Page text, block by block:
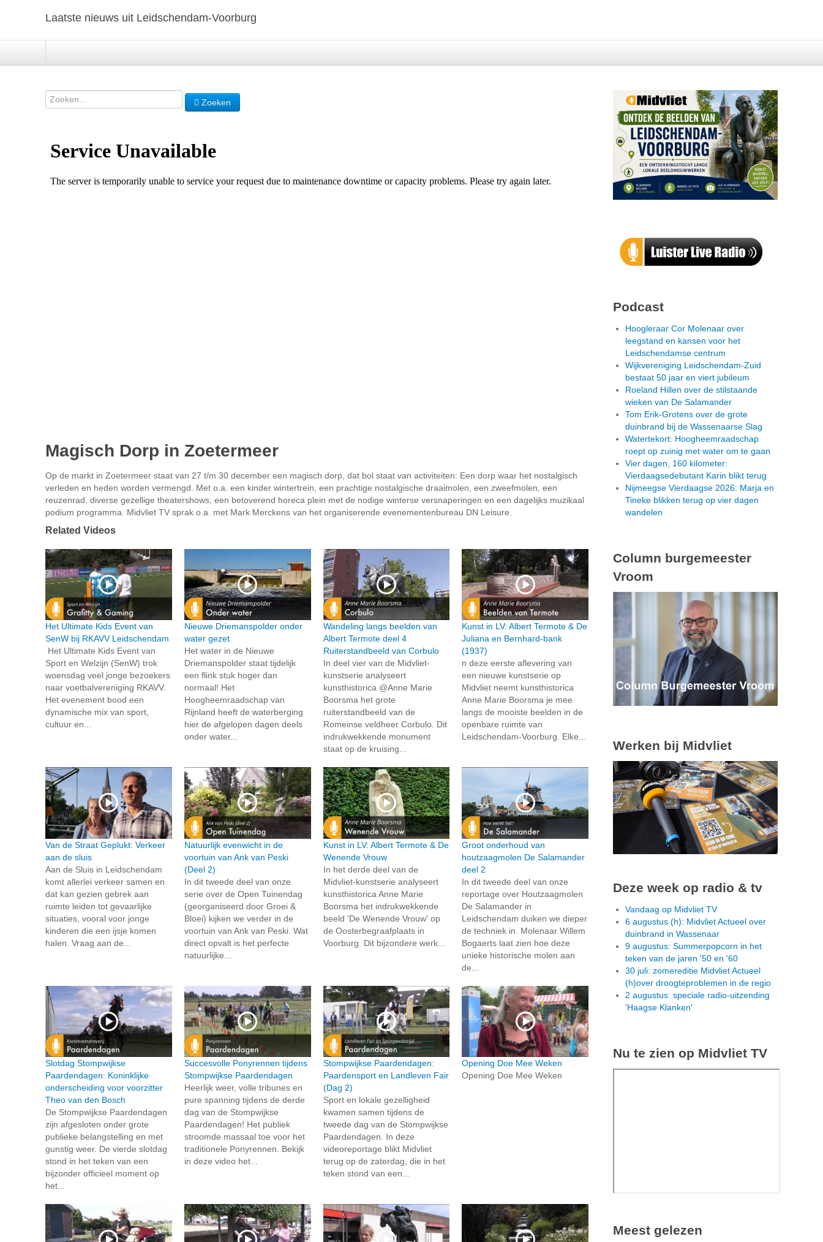
Laatste nieuws uit Leidschendam-Voorburg
Zoeken
Magisch Dorp in Zoetermeer
Op de markt in Zoetermeer staat van 27 t/m 30 december een magisch dorp, dat bol staat van activiteiten: Een dorp waar het nostalgisch
verleden en heden worden vermengd. Met o.a. een kinder wintertrein, een prachtige nostalgische draaimolen, een zweefmolen, een
reuzenrad, diverse gezellige theatershows, een betoverend horeca plein met de nodige winterse versnaperingen en een dagelijks muzikaal
podium programma. Midvliet TV sprak o.a. met Mark Merckens van het organiserende evenementenbureau DN Leisure.
Related Videos
Het Ultimate Kids Event van
SenW bij RKAVV Leidschendam
Het Ultimate Kids Event van
Sport en Welzijn (SenW) trok
woensdag veel jonge bezoekers
naar voetbalvereniging RKAVV.
Het evenement bood een
dynamische mix van sport,
cultuur en...
Nieuwe Driemanspolder onder
water gezet
Het water in de Nieuwe
Driemanspolder staat tijdelijk
een flink stuk hoger dan
normaal! Het
Hoogheemraadschap van
Rijnland heeft de waterberging
hier de afgelopen dagen deels
onder water...
Wandeling langs beelden van
Albert Termote deel 4
Ruiterstandbeeld van Corbulo
In deel vier van de Midvliet-
kunstserie analyseert
kunsthistorica @Anne Marie
Boorsma het grote
ruiterstandbeeld van de
Romeinse veldheer Corbulo. Dit
indrukwekkende monument
staat op de kruising...
Kunst in LV: Albert Termote & De
Juliana en Bernhard-bank
(1937)
n deze eerste aflevering van
een nieuwe kunstserie op
Midvliet neemt kunsthistorica
Anne Marie Boorsma je mee
langs de mooiste beelden in de
openbare ruimte van
Leidschendam-Voorburg. Elke...
Van de Straat Geplukt: Verkeer
aan de sluis
Aan de Sluis in Leidschendam
komt allerlei verkeer samen en
dat kan gezien gebrek aan
ruimte leiden tot gevaarlijke
situaties, vooral voor jonge
kinderen die een ijsje komen
halen. Vraag aan de...
Natuurlijk evenwicht in de
voortuin van Ank van Peski
(Deel 2)
In dit tweede deel van onze
serie over de Open Tuinendag
(georganiseerd door Groei &
Bloei) kijken we verder in de
voortuin van Ank van Peski. Wat
direct opvalt is het perfecte
natuurlijke...
Kunst in LV: Albert Termote & De
Wenende Vrouw
In het derde deel van de
Midvliet-kunstserie analyseert
kunsthistorica Anne Marie
Boorsma het indrukwekkende
beeld 'De Wenende Vrouw' op
de Oosterbegraafplaats in
Voorburg. Dit bijzondere werk...
Groot onderhoud van
houtzaagmolen De Salamander
deel 2
In dit tweede deel van onze
reportage over Houtzaagmolen
De Salamander in
Leidschendam duiken we dieper
de techniek in. Molenaar Willem
Bogaerts laat zien hoe deze
unieke historische molen aan
de...
Slotdag Stompwijkse
Paardendagen: Koninklijke
onderscheiding voor voorzitter
Theo van den Bosch
De Stompwijkse Paardendagen
zijn afgesloten onder grote
publieke belangstelling en met
gunstig weer. De vierde slotdag
stond in het teken van een
bijzonder officieel moment op
het...
Succesvolle Ponyrennen tijdens
Stompwijkse Paardendagen
Heerlijk weer, volle tribunes en
pure spanning tijdens de derde
dag van de Stompwijkse
Paardendagen! Het publiek
stroomde massaal toe voor het
traditionele Ponyrennen. Bekijk
in deze video het...
Stompwijkse Paardendagen:
Paardensport en Landleven Fair
(Dag 2)
Sport en lokale gezelligheid
kwamen samen tijdens de
tweede dag van de Stompwijkse
Paardendagen. In deze
videoreportage blikt Midvliet
terug op de zaterdag, die in het
teken stond van een...
Opening Doe Mee Weken
Opening Doe Mee Weken
Podcast
Hoogleraar Cor Molenaar over
leegstand en kansen voor het
Leidschendamse centrum
Wijkvereniging Leidschendam-Zuid
bestaat 50 jaar en viert jubileum
Roeland Hillen over de stilstaande
wieken van De Salamander
Tom Erik-Grotens over de grote
duinbrand bij de Wassenaarse Slag
Watertekort: Hoogheemraadschap
roept op zuinig met water om te gaan
Vier dagen, 160 kilometer:
Vierdaagsedebutant Karin blikt terug
Nijmeegse Vierdaagse 2026: Marja en
Tineke blikken terug op vier dagen
wandelen
Column burgemeester
Vroom
Werken bij Midvliet
Deze week op radio & tv
Vandaag op Midvliet TV
6 augustus (h): Midvliet Actueel over
duinbrand in Wassenaar
9 augustus: Summerpopcorn in het
teken van de jaren '50 en '60
30 juli: zomereditie Midvliet Actueel
(h)over droogteproblemen in de regio
2 augustus: speciale radio-uitzending
'Haagse Klanken'
Nu te zien op Midvliet TV
Meest gelezen